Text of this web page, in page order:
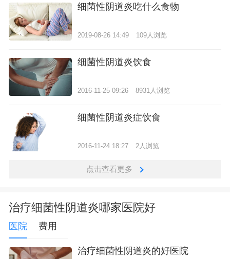
细菌性阴道炎吃什么食物
2019-08-26 14:49 109人浏览
细菌性阴道炎饮食
2016-11-25 09:26 8931人浏览
细菌性阴道炎症饮食
2016-11-24 18:27 2人浏览
点击查看更多
治疗细菌性阴道炎哪家医院好
医院 费用
治疗细菌性阴道炎的好医院